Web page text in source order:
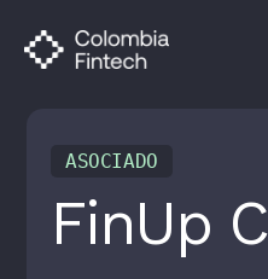
ASOCIADO
FinUp